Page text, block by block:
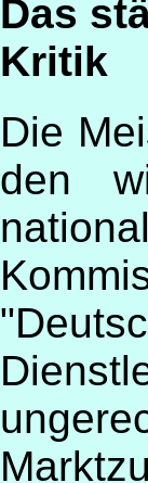
Das
Kritik
Die
den